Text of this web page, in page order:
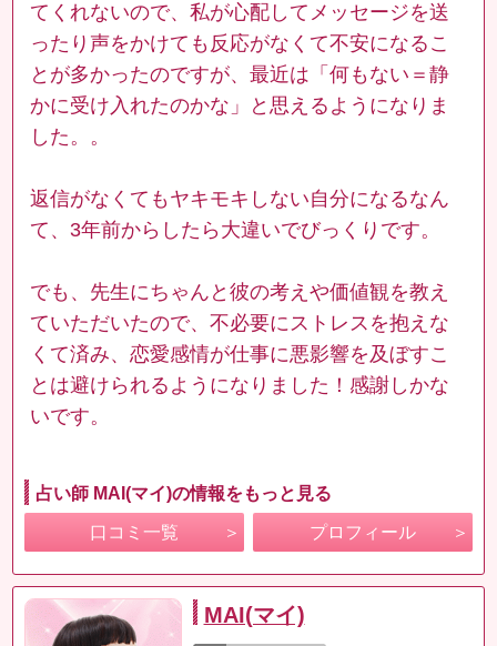
てくれないので、私が心配してメッセージを送
ったり声をかけても反応がなくて不安になるこ
とが多かったのですが、最近は「何もない＝静
かに受け入れたのかな」と思えるようになりま
した。。
返信がなくてもヤキモキしない自分になるなん
て、3年前からしたら大違いでびっくりです。
でも、先生にちゃんと彼の考えや価値観を教え
ていただいたので、不必要にストレスを抱えな
くて済み、恋愛感情が仕事に悪影響を及ぼすこ
とは避けられるようになりました！感謝しかな
いです。
占い師 MAI(マイ)の情報をもっと見る
口コミ一覧 プロフィール
MAI(マイ)